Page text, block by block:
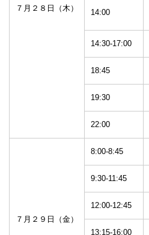
７月２８日（木） 14:00
14:30-17:00
18:45
19:30
22:00
７月２９日（金）
8:00-8:45
9:30-11:45
12:00-12:45
13:15-16:00